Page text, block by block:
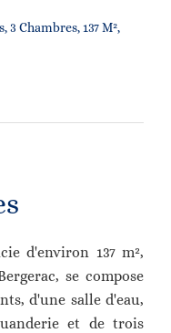
3 Chambres, 137 M²,
d'environ 137 m²,
se compose
d'une salle d'eau,
et de trois